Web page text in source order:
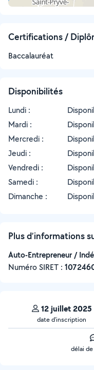
Certifications /
Baccalauréat
Disponibilités
Lundi :
Mardi :
Mercredi :
Jeudi :
Vendredi :
Samedi :
Dimanche :
Plus d’informations
Auto-Entrepreneur /
Numéro SIRET :
12 juillet 2025
date d’inscription
délai